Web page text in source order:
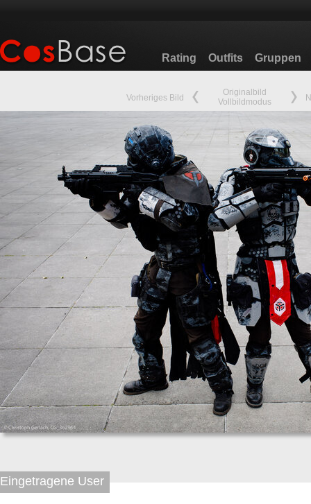
Rating Outfits Gruppen
Vorheriges Bild
Originalbild
Vollbildmodus
Eingetragene User